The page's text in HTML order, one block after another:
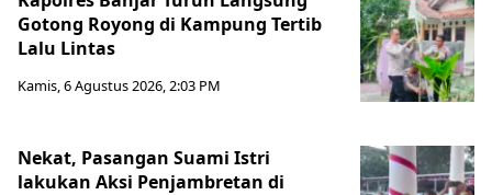
Gotong Royong di Kampung Tertib
Lalu Lintas
Kamis, 6 Agustus 2026, 2:03 PM
Nekat, Pasangan Suami Istri
lakukan Aksi Penjambretan di